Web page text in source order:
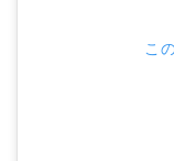
こ